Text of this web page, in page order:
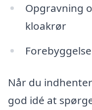
Opgravning
kloakrør
Når du
god idé at